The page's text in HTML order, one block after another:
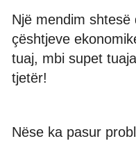
Një mendim
çështjeve
tuaj, mbi supet
tjetër!
Nëse ka pasur